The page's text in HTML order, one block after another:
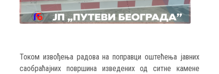
Током извођења радова на поправци оштећења јавних
саобраћајних површина изведених од ситне камене